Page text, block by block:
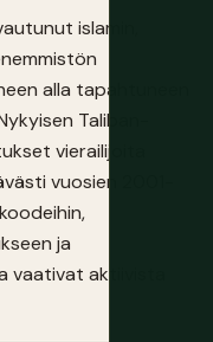
islamin,
alla tapahtuneen
Taliban-
vierailijoita
vuosien 2001-
ja
vaativat aktiivista